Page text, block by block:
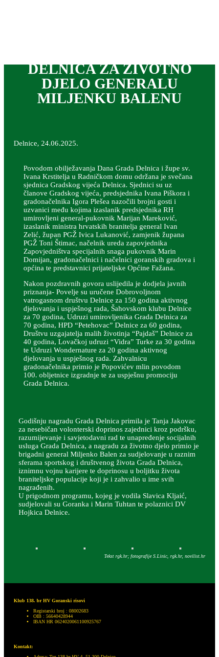
DELNICA ZA ŽIVOTNO
DJELO GENERALU
MILJENKU BALENU
Delnice, 24.06.2025.
Povodom obilježavanja Dana Grada Delnica i župe sv.
Ivana Krstitelja u Radničkom domu održana je svečana
sjednica Gradskog vijeća Delnica. Sjednici su uz
članove Gradskog vijeća, predsjednika Ivana Piškora i
gradonačelnika Igora Plešea nazočili brojni gosti i
uzvanici među kojima izaslanik predsjednika RH
umirovljeni general-pukovnik Marijan Mareković,
izaslanik ministra hrvatskih branitelja general Ivan
Zelić, župan PGŽ Ivica Lukanović, zamjenik župana
PGŽ Toni Štimac, načelnik ureda zapovjednika
Zapovjedništva specijalnih snaga pukovnik Marin
Domijan, gradonačelnici i načelnici goranskih gradova i
općina te predstavnici prijateljske Općine Fažana.
Nakon pozdravnih govora uslijedila je dodjela javnih
priznanja- Povelje su uručene Dobrovoljnom
vatrogasnom društvu Delnice za 150 godina aktivnog
djelovanja i uspješnog rada, Šahovskom klubu Delnice
za 70 godina, Udruzi umirovljenika Grada Delnica za
70 godina, HPD “Petehovac” Delnice za 60 godina,
Društvu uzgajatelja malih životinja “Pajdaš” Delnice za
40 godina, Lovačkoj udruzi “Vidra” Turke za 30 godina
te Udruzi Wondernature za 20 godina aktivnog
djelovanja u uspješnog rada. Zahvalnicu
gradonačelnika primio je Popovićev mlin povodom
100. obljetnice izgradnje te za uspješnu promociju
Grada Delnica.
Godišnju nagradu Grada Delnica primila je Tanja Jakovac
za nesebičan volonterski doprinos zajednici kroz podršku,
razumijevanje i savjetodavni rad te unapređenje socijalnih
usluga Grada Delnica, a nagradu za životno djelo primio je
brigadni general Miljenko Balen za sudjelovanje u raznim
sferama sportskog i društvenog života Grada Delnica,
iznimnu vojnu karijere te doprinosu u boljitku života
braniteljske populacije koji je i zahvalio u ime svih
nagrađenih.
U prigodnom programu, kojeg je vodila Slavica Kljaić,
sudjelovali su Goranka i Marin Tuhtan te polaznici DV
Hojkica Delnice.
Tekst rgk.hr; fotografije S.Linic, rgk.hr, novilist.hr
Klub 138. br HV Goranski risovi
Registarski broj : 08002683
OIB : 56640428944
IBAN HR 0624020061100925767
Kontakt: